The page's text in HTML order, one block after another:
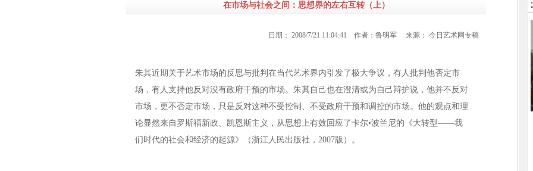
在市场与社会之间：思想界的左右互转（上）
日期： 2008/7/21 11:04:41 作者： 鲁明军 来源： 今日艺术网专稿
朱其近期关于艺术市场的反思与批判在当代艺术界内引发了极大争议，有人批判他否定市
场，有人支持他反对没有政府干预的市场。朱其自己也在澄清或为自己辩护说，他并不反对
市场，更不否定市场，只是反对这种不受控制、不受政府干预和调控的市场。他的观点和理
论显然来自罗斯福新政、凯恩斯主义，从思想上有效回应了卡尔•波兰尼的《大转型——我
们时代的社会和经济的起源》（浙江人民出版社，2007版）。